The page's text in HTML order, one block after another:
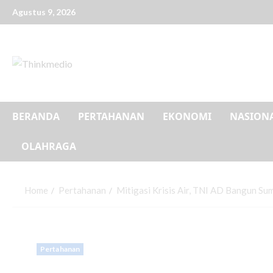
Agustus 9, 2026
BERANDA PERTAHANAN EKONOMI
OLAHRAGA
Home Pertahanan Mitigasi Krisis Air, TNI AD Bangun
Pertahanan